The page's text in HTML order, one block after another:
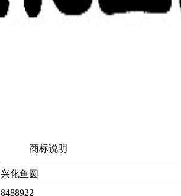
商标说明
兴化鱼圆
8488922